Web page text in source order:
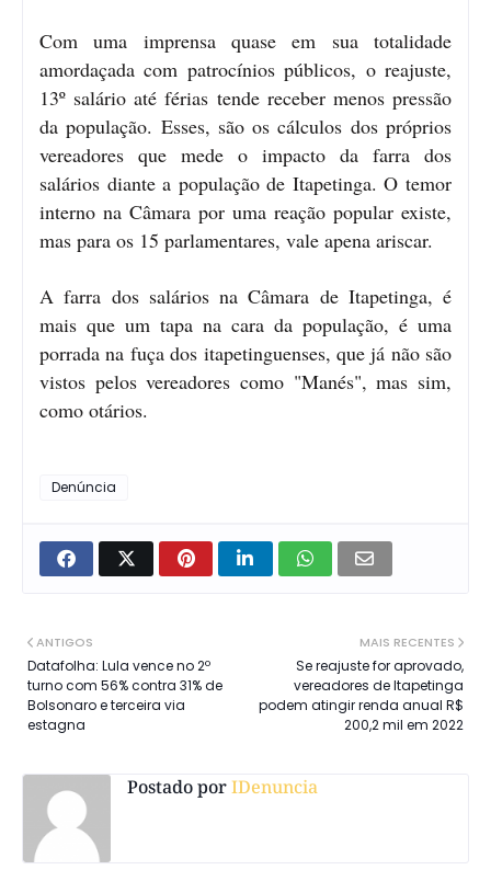
Com uma imprensa quase em sua totalidade
amordaçada com patrocínios públicos, o reajuste,
13º salário até férias tende receber menos pressão
da população. Esses, são os cálculos dos próprios
vereadores que mede o impacto da farra dos
salários diante a população de Itapetinga. O temor
interno na Câmara por uma reação popular existe,
mas para os 15 parlamentares, vale apena ariscar.
A farra dos salários na Câmara de Itapetinga, é
mais que um tapa na cara da população, é uma
porrada na fuça dos itapetinguenses, que já não são
vistos pelos vereadores como "Manés", mas sim,
como otários.
Denúncia
MAIS RECENTES
Se reajuste for aprovado,
vereadores de Itapetinga
podem atingir renda anual R$
200,2 mil em 2022
ANTIGOS
Datafolha: Lula vence no 2º
turno com 56% contra 31% de
Bolsonaro e terceira via
estagna
Postado porIDenuncia